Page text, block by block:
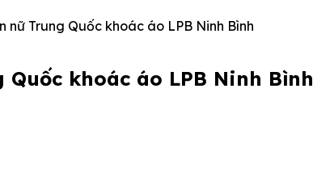
nữ Trung Quốc khoác áo LPB Ninh Bình
khoác áo LPB Ninh Bình